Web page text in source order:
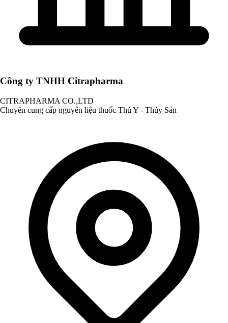
Công ty TNHH Citrapharma
CITRAPHARMA CO.,LTD
Chuyên cung cấp nguyên liệu thuốc Thú Y - Thủy Sản